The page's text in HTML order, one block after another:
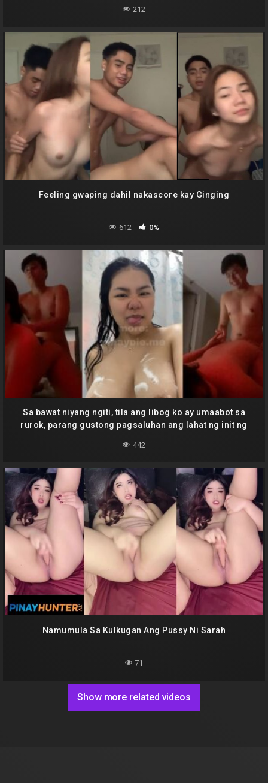
212
Feeling gwaping dahil nakascore kay Ginging
612 0%
Sa bawat niyang ngiti, tila ang libog ko ay umaabot sa
rurok, parang gustong pagsaluhan ang lahat ng init ng
442
Namumula Sa Kulkugan Ang Pussy Ni Sarah
71
Show more related videos